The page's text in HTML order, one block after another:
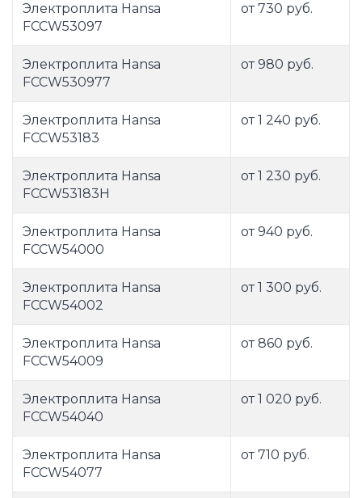
Электроплита Hansa
FCCW53097
от 730 руб.
Электроплита Hansa
FCCW530977
от 980 руб.
Электроплита Hansa
FCCW53183
от 1 240 руб.
Электроплита Hansa
FCCW53183H
от 1 230 руб.
Электроплита Hansa
FCCW54000
от 940 руб.
Электроплита Hansa
FCCW54002
от 1 300 руб.
Электроплита Hansa
FCCW54009
от 860 руб.
Электроплита Hansa
FCCW54040
от 1 020 руб.
Электроплита Hansa
FCCW54077
от 710 руб.